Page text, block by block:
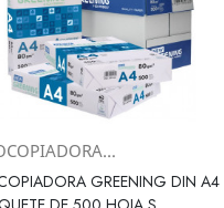
Vista rápida
GREENING DIN